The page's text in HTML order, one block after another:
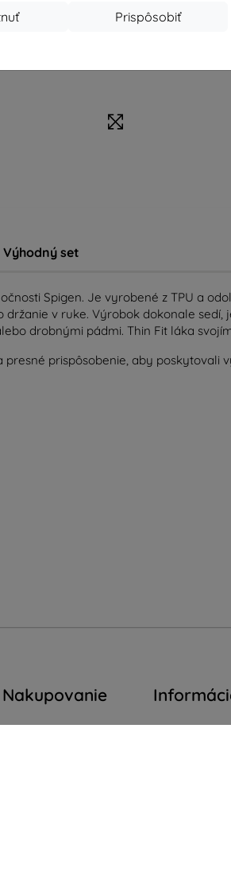
Prispôsobiť
Výhodný set
Spigen. Je vyrobené z TPU a
v ruke. Výrobok dokonale
drobnými pádmi. Thin Fit láka
prispôsobenie, aby poskytovali
Nakupovanie
Doprava a platba
Naše značky